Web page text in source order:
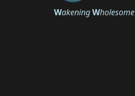
WakeningWholesome